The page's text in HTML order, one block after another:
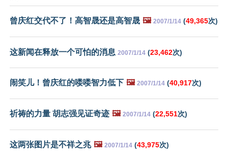
曾庆红交代不了！高智晟还是高智晟 🖼️ 2007/1/14 (49,365次)
这新闻在释放一个可怕的消息 2007/1/14 (23,462次)
闹笑儿！曾庆红的喽喽智力低下 🖼️ 2007/1/14 (40,917次)
祈祷的力量 胡志强见证奇迹 🖼️ 2007/1/14 (22,551次)
这两张图片是不祥之兆 🖼️ 2007/1/14 (43,975次)